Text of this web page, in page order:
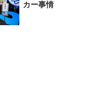
カー事情